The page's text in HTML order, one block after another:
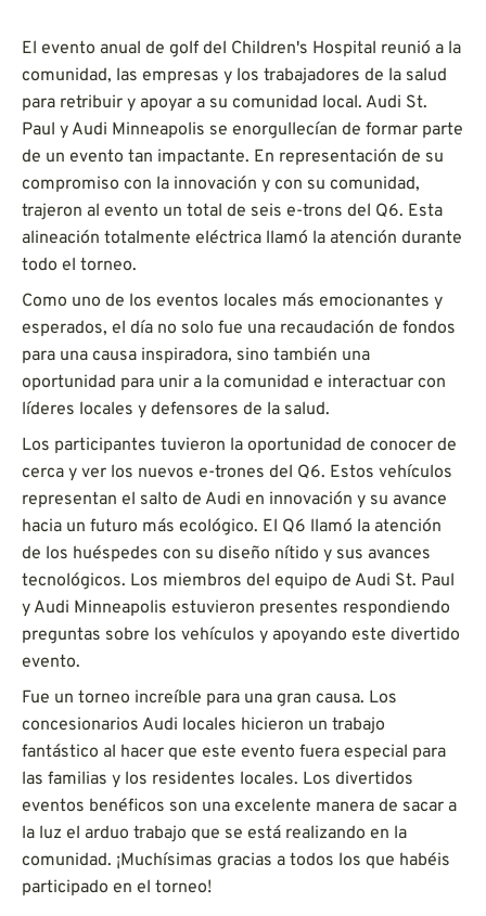
El evento anual de golf del Children's Hospital reunió a la
comunidad, las empresas y los trabajadores de la salud
para retribuir y apoyar a su comunidad local. Audi St.
Paul y Audi Minneapolis se enorgullecían de formar parte
de un evento tan impactante. En representación de su
compromiso con la innovación y con su comunidad,
trajeron al evento un total de seis e-trons del Q6. Esta
alineación totalmente eléctrica llamó la atención durante
todo el torneo.
Como uno de los eventos locales más emocionantes y
esperados, el día no solo fue una recaudación de fondos
para una causa inspiradora, sino también una
oportunidad para unir a la comunidad e interactuar con
líderes locales y defensores de la salud.
Los participantes tuvieron la oportunidad de conocer de
cerca y ver los nuevos e-trones del Q6. Estos vehículos
representan el salto de Audi en innovación y su avance
hacia un futuro más ecológico. El Q6 llamó la atención
de los huéspedes con su diseño nítido y sus avances
tecnológicos. Los miembros del equipo de Audi St. Paul
y Audi Minneapolis estuvieron presentes respondiendo
preguntas sobre los vehículos y apoyando este divertido
evento.
Fue un torneo increíble para una gran causa. Los
concesionarios Audi locales hicieron un trabajo
fantástico al hacer que este evento fuera especial para
las familias y los residentes locales. Los divertidos
eventos benéficos son una excelente manera de sacar a
la luz el arduo trabajo que se está realizando en la
comunidad. ¡Muchísimas gracias a todos los que habéis
participado en el torneo!